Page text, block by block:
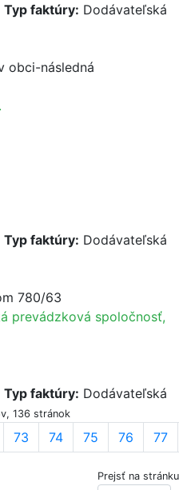
Typ faktúry: Dodávateľská
obci-následná
Typ faktúry: Dodávateľská
780/63
prevádzková spoločnosť,
Typ faktúry: Dodávateľská
136 stránok
73 74 75 76 77
Prejsť na stránku